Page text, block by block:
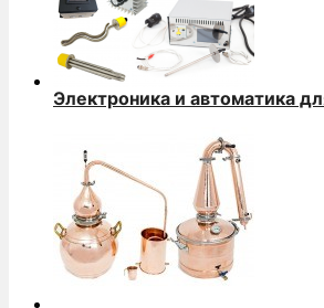
Электроника и автоматика